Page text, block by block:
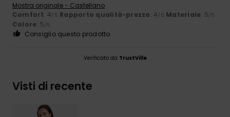
Mostra originale - Castellano
Comfort: 4/5 Rapporto qualità-prezzo: 4/5 Materiale: 5/5
Colore: 5/5
Consiglio questo prodotto
Verificato da TrustVille
Visti di recente